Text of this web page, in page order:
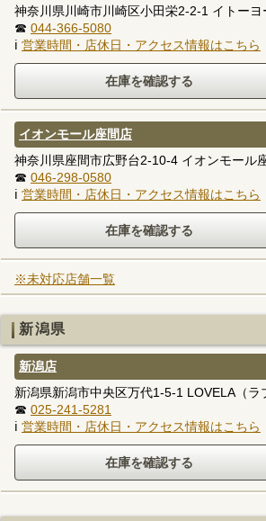
神奈川県川崎市川崎区小田栄2-2-1 イトー
☎ 044-366-5080
ℹ 営業時間・店休日・アクセス情報はこちら
イオンモール座間店
神奈川県座間市広野台2-10-4 イオンモール
☎ 046-298-0580
ℹ 営業時間・店休日・アクセス情報はこちら
※未対応店舗一覧
新潟県
新潟店
新潟県新潟市中央区万代1-5-1 LOVELA（ラ
☎ 025-241-5281
ℹ 営業時間・店休日・アクセス情報はこちら